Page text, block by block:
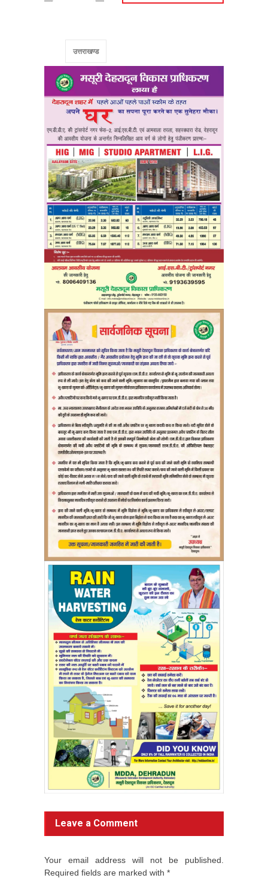
उत्तराखण्ड
Leave a Comment
Your email address will not be published.
Required fields are marked with *